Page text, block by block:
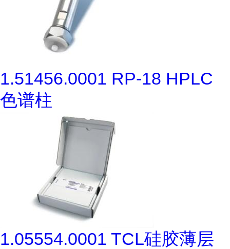
1.51456.0001 RP-18 HPLC
色谱柱
1.05554.0001 TCL硅胶薄层